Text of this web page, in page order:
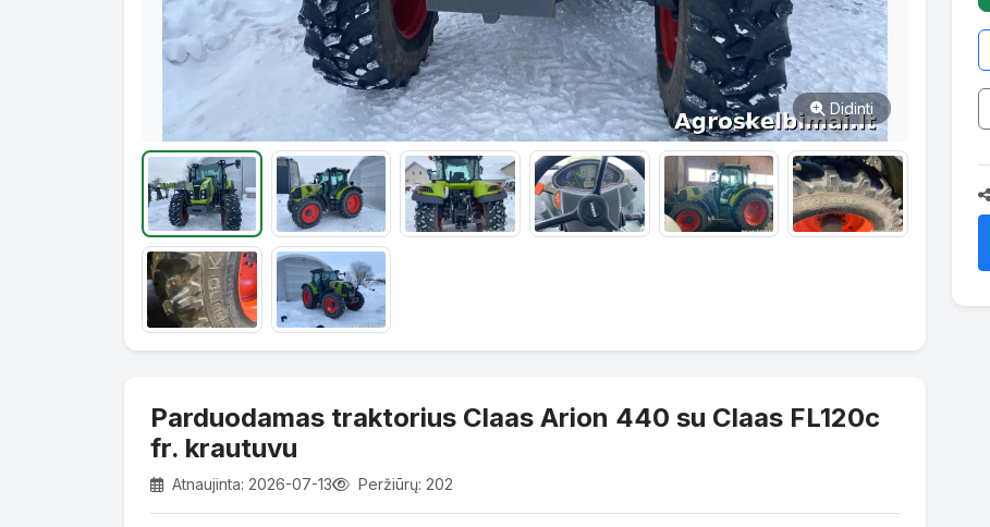
Didinti
Parduodamas traktorius Claas Arion 440 su Claas FL120c
fr. krautuvu
Atnaujinta: 2026-07-13 Peržiūrų: 202